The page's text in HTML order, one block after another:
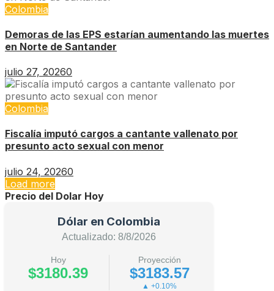
Colombia
Demoras de las EPS estarían aumentando las muertes
en Norte de Santander
julio 27, 20260
Colombia
Fiscalía imputó cargos a cantante vallenato por
presunto acto sexual con menor
julio 24, 20260
Load more
Precio del Dolar Hoy
Dólar en Colombia
Actualizado: 8/8/2026
Hoy
$3180.39
Proyección
$3183.57
▲ +0.10%